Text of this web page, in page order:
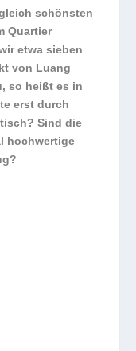
schönsten
Quartier
etwa sieben
von Luang
so heißt es in
erst durch
Sind die
hochwertige